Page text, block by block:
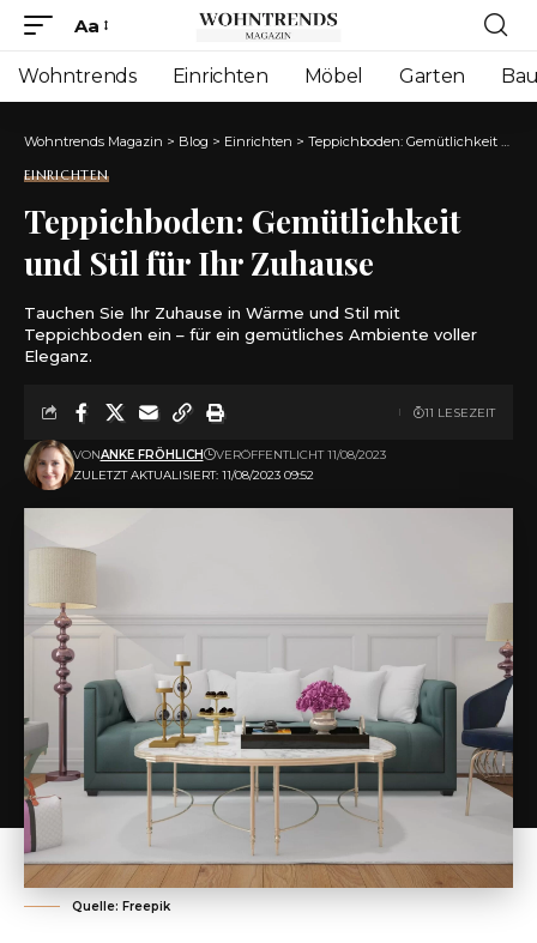
Font
Resizer
Aa
Wohntrends Einrichten Möbel Garten
Wohntrends Magazin > Blog > Einrichten > Teppichboden: Gemütlichkeit und Stil für Ihr Zuhause
EINRICHTEN
Teppichboden: Gemütlichkeit
und Stil für Ihr Zuhause
Tauchen Sie Ihr Zuhause in Wärme und Stil mit
Teppichboden ein – für ein gemütliches Ambiente voller
Eleganz.
ZULETZT AKTUALISIERT: 11/08/2023 09:52
VONANKE FRÖHLICH VERÖFFENTLICHT 11/08/2023
11 LESEZEIT
Quelle: Freepik